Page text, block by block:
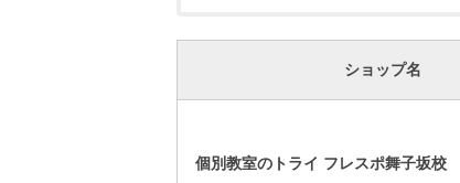
ショップ名
個別教室のトライ フレスポ舞子坂校